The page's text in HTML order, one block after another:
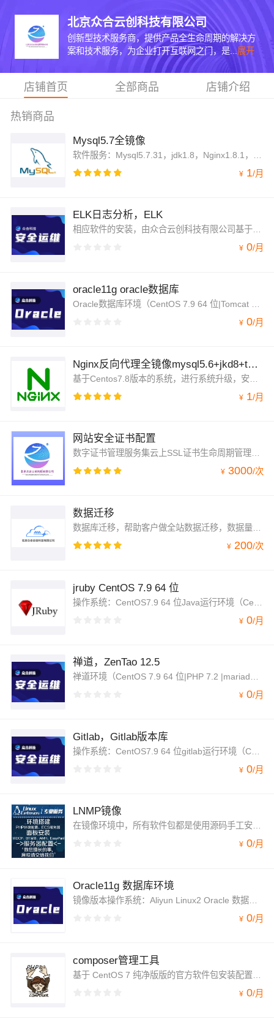
北京众合云创科技有限公司
创新型技术服务商，提供产品全生命周期的解决方
案和技术服务，为企业打开互联网之门，是... 展开
店铺首页 全部商品 店铺介绍
热销商品
Mysql5.7全镜像
¥ 1/月
ELK日志分析，ELK
相应软件的安装，由众合云创科技有限公司基于阿里云ECS云主机 CentOS 7 纯净版版的官方软件包安装配 置，系统安全策略配置，系统调优、优化了相应功能，Java 运行环境（CentOS 7.9 64 位|kibana 6.2.4|elasticsearch 6.2.4|logstash 6.2.4|nginx 1.16）
¥ 0/月
oracle11g oracle数据库
¥ 0/月
Nginx反向代理全镜像mysql5.6+jkd8+tomcat8.5
基于Centos7.8版本的系统，进行系统升级，安全加固，源码安装nginx1.8.1，JDK1.8，Mysql5.7.31，tomcat8.5版本，系统运行稳定，环境优化减少cpu消耗，本镜像支持厂家技术远程支持。
¥ 1/月
网站安全证书配置
数字证书管理服务集云上SSL证书生命周期管理和数字证书应用为一体的SAAS服务。该服务具备签发、管理服务器证书和各类终端证书的能力，同时提供云上证书自动化应用部署的解决方案，便于客户轻松实现数据传输加密和信源加密，保障数据安全。
¥ 3000/次
数据迁移
数据库迁移，帮助客户做全站数据迁移，数据量大于10G的给出迁移方案，保障线上业务正常运行。
¥ 200/次
jruby CentOS 7.9 64 位
¥ 0/月
禅道，ZenTao 12.5
¥ 0/月
Gitlab，Gitlab版本库
操作系统：CentOS7.9 64 位gitlab运行环境（CentOS 7.9 64 位|gitlab 8.0 相应软件的安装，由 众合云创科技有限公司基于阿里云ECS云主机 CentOS 7 纯净版版的官方软件包安装配 置，系统安全策略配置，系统调优、优化了相应功能。
¥ 0/月
LNMP镜像
在镜像环境中，所有软件包都是使用源码手工安装完成，您可以自由根据需 求在 CentOS 7.9 系统中做自定义服务配置，安装后的环境跟全部属于默认配置。
¥ 0/月
Oracle11g 数据库环境
镜像版本操作系统：Aliyun Linux2 Oracle 数据库环境（Aliyun Linux2|Tomcat 8.5|Java 1.8）
¥ 0/月
composer管理工具
¥ 0/月